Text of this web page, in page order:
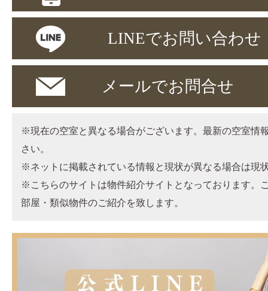
LINEでお問い合わせ
メールでお問合せ
※現在の空室と異なる場合がございます。最新の空室情
さい。
※ネットに掲載されている情報と現状が異なる場合は現
※こちらのサイトは物件紹介サイトとなっております。
部屋・類似物件のご紹介を致します。